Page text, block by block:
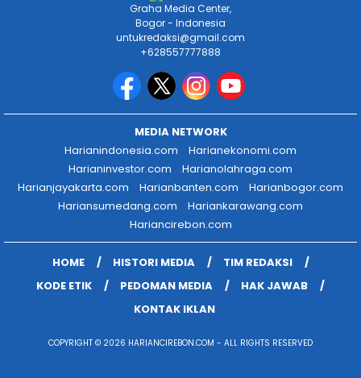
Graha Media Center,
Bogor - Indonesia
untukredaksi@gmail.com
+628557777888
MEDIA NETWORK
Harianindonesia.com
Harianekonomi.com
Harianinvestor.com
Harianolahraga.com
Harianjayakarta.com
Harianbanten.com
Harianbogor.com
Hariansumedang.com
Hariankarawang.com
Hariancirebon.com
HOME HISTORI MEDIA
TIM REDAKSI
KODE ETIK
PEDOMAN MEDIA
HAK JAWAB
KONTAK IKLAN
COPYRIGHT © 2026 HARIANCIREBON.COM - ALL RIGHTS RESERVED